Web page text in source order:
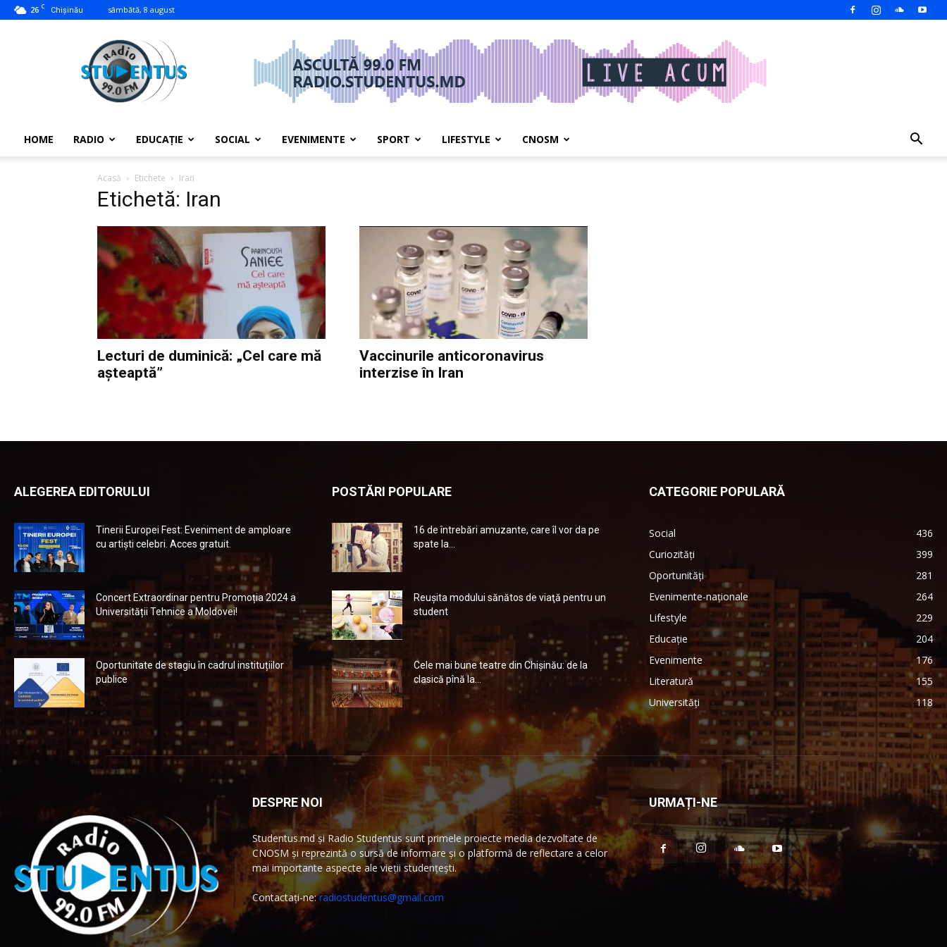
26 C Chișinău sâmbătă, 8 august
studentus.md
HOME RADIO EDUCAȚIE SOCIAL EVENIMENTE SPORT LIFESTYLE CNOSM
Acasă Etichete Iran
Etichetă: Iran
Lecturi de duminică: „Cel care mă
așteaptă”
Vaccinurile anticoronavirus
interzise în Iran
ALEGEREA EDITORULUI
Tinerii Europei Fest: Eveniment de amploare
cu artiști celebri. Acces gratuit.
Concert Extraordinar pentru Promoția 2024 a
Universității Tehnice a Moldovei!
Oportunitate de stagiu în cadrul instituțiilor
publice
POSTĂRI POPULARE
16 de întrebări amuzante, care îl vor da pe
spate la...
Reuşita modului sănătos de viaţă pentru un
student
Cele mai bune teatre din Chişinău: de la
clasică pînă la...
CATEGORIE POPULARĂ
Social
436
Curiozități
399
Oportunități
281
Evenimente-naționale
264
Lifestyle
229
Educație
204
Evenimente
176
Literatură
155
Universități
118
DESPRE NOI
Studentus.md și Radio Studentus sunt primele proiecte media dezvoltate de
CNOSM și reprezintă o sursă de informare și o platformă de reflectare a celor
mai importante aspecte ale vieții studențești.
Contactați-ne:radiostudentus@gmail.com
URMAȚI-NE